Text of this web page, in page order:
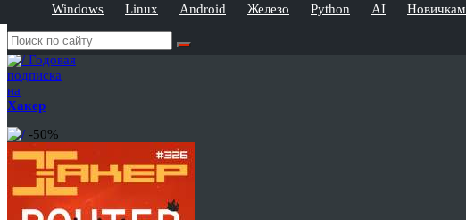
Windows Linux Android Железо Python AI Новичкам
Годовая
подписка
на
Хакер
-50%